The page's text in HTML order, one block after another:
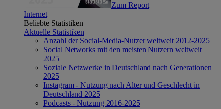
Zum Report
Internet
Beliebte Statistiken
Aktuelle Statistiken
Anzahl der Social-Media-Nutzer weltweit 2012-2025
Social Networks mit den meisten Nutzern weltweit
2025
Soziale Netzwerke in Deutschland nach Generationen
2025
Instagram - Nutzung nach Alter und Geschlecht in
Deutschland 2025
Podcasts - Nutzung 2016-2025